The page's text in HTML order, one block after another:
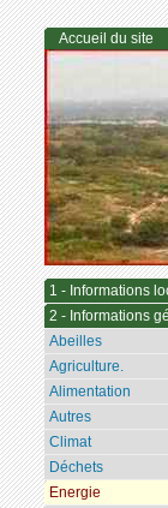
Accueil du site
1 - Informations
2 - Informations
Abeilles
Agriculture.
Alimentation
Autres
Climat
Déchets
Energie